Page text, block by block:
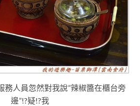
務人員忽然對我說”辣椒醬在櫃台旁
邊”!?疑!?我